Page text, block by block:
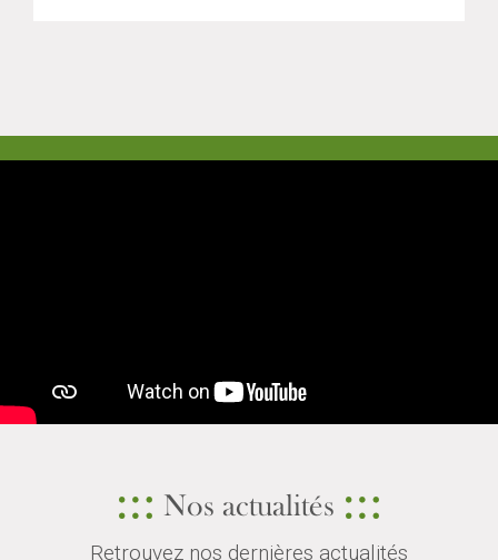
Nos actualités
Retrouvez nos dernières actualités